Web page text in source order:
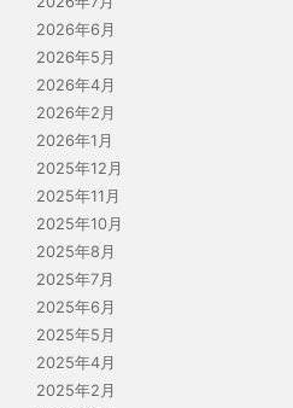
2026年6月
2026年5月
2026年4月
2026年2月
2026年1月
2025年12月
2025年11月
2025年10月
2025年8月
2025年7月
2025年6月
2025年5月
2025年4月
2025年2月